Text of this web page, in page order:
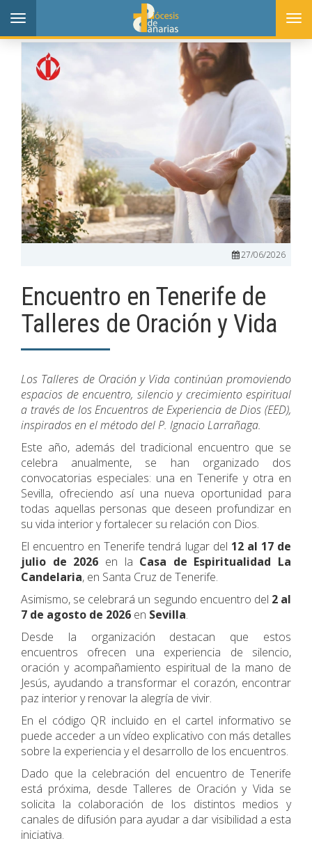
Toggle
navigation
27/06/2026
Encuentro en Tenerife de
Talleres de Oración y Vida
Los Talleres de Oración y Vida continúan promoviendo
espacios de encuentro, silencio y crecimiento espiritual
a través de los Encuentros de Experiencia de Dios (EED),
inspirados en el método del P. Ignacio Larrañaga.
Este año, además del tradicional encuentro que se
celebra anualmente, se han organizado dos
convocatorias especiales: una en Tenerife y otra en
Sevilla, ofreciendo así una nueva oportunidad para
todas aquellas personas que deseen profundizar en
su vida interior y fortalecer su relación con Dios.
El encuentro en Tenerife tendrá lugar del 12 al 17 de
julio de 2026 en la Casa de Espiritualidad La
Candelaria, en Santa Cruz de Tenerife.
Asimismo, se celebrará un segundo encuentro del 2 al
7 de agosto de 2026 en Sevilla.
Desde la organización destacan que estos
encuentros ofrecen una experiencia de silencio,
oración y acompañamiento espiritual de la mano de
Jesús, ayudando a transformar el corazón, encontrar
paz interior y renovar la alegría de vivir.
En el código QR incluido en el cartel informativo se
puede acceder a un vídeo explicativo con más detalles
sobre la experiencia y el desarrollo de los encuentros.
Dado que la celebración del encuentro de Tenerife
está próxima, desde Talleres de Oración y Vida se
solicita la colaboración de los distintos medios y
canales de difusión para ayudar a dar visibilidad a esta
iniciativa.